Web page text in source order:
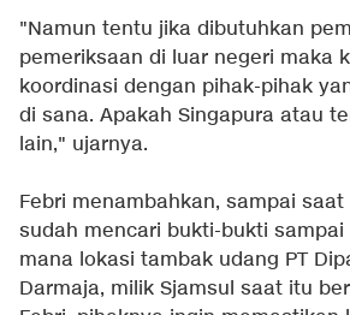
"Namun tentu jika dibutuhkan
pemeriksaan di luar negeri maka
koordinasi dengan pihak-pihak
di sana. Apakah Singapura atau
lain," ujarnya.
Febri menambahkan, sampai saat
sudah mencari bukti-bukti sampai
mana lokasi tambak udang PT
Darmaja, milik Sjamsul saat itu